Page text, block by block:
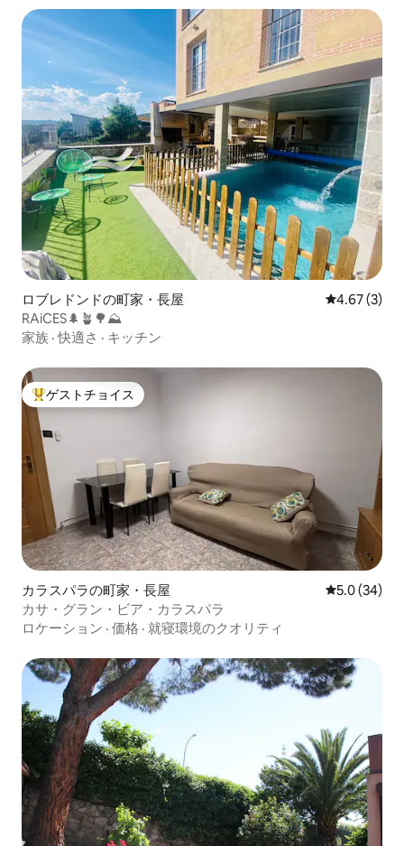
ロブレドンドの町家・長屋 レビュー3
4.67 (3)
RAiCES🌲🪴🌳⛰️
家族 ·快適さ · キッチン
大好評のゲストチョイスです。
ゲストチョイス
カラスパラの町家・長屋 レビュー34
5.0 (34)
カサ・グラン・ビア・カラスパラ
ロケーション · 価格 · 就寝環境のクオリティ